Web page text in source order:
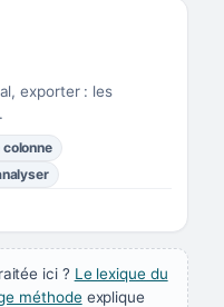
exporter : les
ici ? Le lexique du
méthodeexplique